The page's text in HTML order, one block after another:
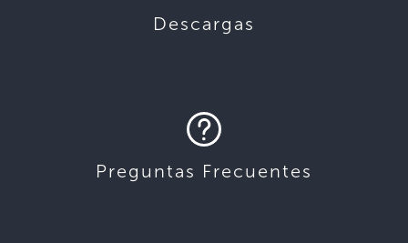
Descargas
Preguntas Frecuentes